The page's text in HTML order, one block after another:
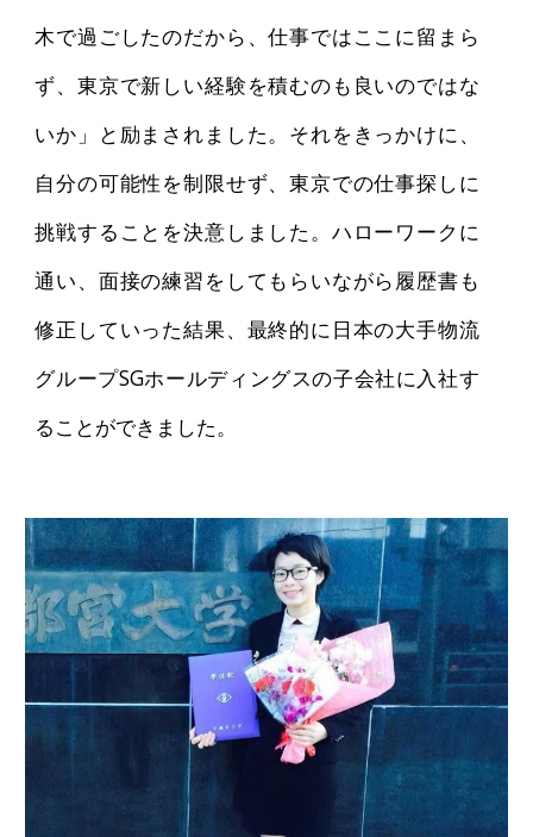
木で過ごしたのだから、仕事ではここに留まら
ず、東京で新しい経験を積むのも良いのではな
いか」と励まされました。それをきっかけに、
自分の可能性を制限せず、東京での仕事探しに
挑戦することを決意しました。ハローワークに
通い、面接の練習をしてもらいながら履歴書も
修正していった結果、最終的に日本の大手物流
グループSGホールディングスの子会社に入社す
ることができました。